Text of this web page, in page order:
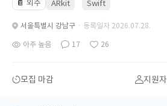
📔 외주 ARkit Swift
서울특별시 강남구 · 등록일자 2026.07.28.
아주 높음 17 26
모집 마감 지원자